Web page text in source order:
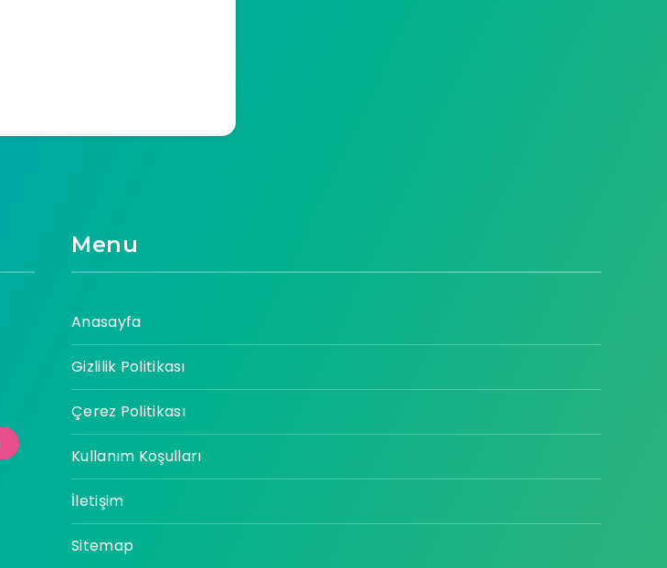
Menu
Anasayfa
Gizlilik Politikası
Çerez Politikası
Kullanım Koşulları
İletişim
Sitemap